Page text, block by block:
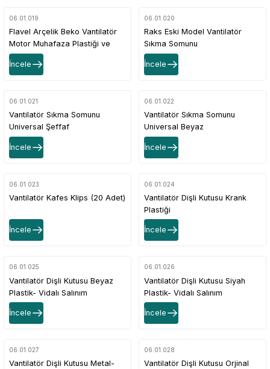
06.01.019
Flavel Arçelik Beko Vantilatör
Motor Muhafaza Plastiği ve
Kapağı
İncele
06.01.020
Raks Eski Model Vantilatör
Sıkma Somunu
İncele
06.01.021
Vantilatör Sıkma Somunu
Universal Şeffaf
İncele
06.01.022
Vantilatör Sıkma Somunu
Universal Beyaz
İncele
06.01.023
Vantilatör Kafes Klips (20 Adet)
İncele
06.01.024
Vantilatör Dişli Kutusu Krank
Plastiği
İncele
06.01.025
Vantilatör Dişli Kutusu Beyaz
Plastik- Vidalı Salınım
İncele
06.01.026
Vantilatör Dişli Kutusu Siyah
Plastik- Vidalı Salınım
İncele
06.01.027
Vantilatör Dişli Kutusu Metal-
06.01.028
Vantilatör Dişli Kutusu Orjinal